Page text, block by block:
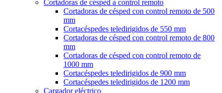
Cortadoras de césped a control remoto
Cortadoras de césped con control remoto de 500
mm
Cortacéspedes teledirigidos de 550 mm
Cortadoras de césped con control remoto de 800
mm
Cortadoras de césped con control remoto de
1000 mm
Cortacéspedes teledirigidos de 900 mm
Cortacéspedes teledirigidos de 1200 mm
Cargador eléctrico